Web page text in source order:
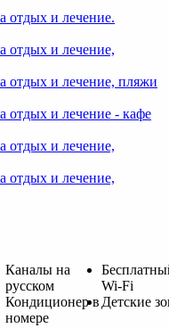
Каналы на
русском
Wi-Fi
Кондиционер в
номере
Детские